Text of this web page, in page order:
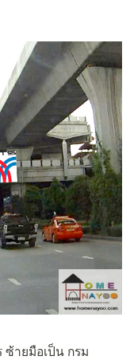
ซ้ายมือเป็น กรม